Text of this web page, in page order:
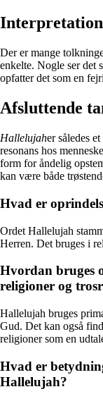
Der er mange
enkelte. Nogle ser det
opfatter det som en
Afsluttende
Hallelujaher således
resonans hos
form for åndelig
kan være både
Hvad er
Ordet Hallelujah
Herren. Det bruges i
Hvordan bruges
religioner og
Hallelujah bruges
Gud. Det kan også
religioner som en
Hvad er
Hallelujah?